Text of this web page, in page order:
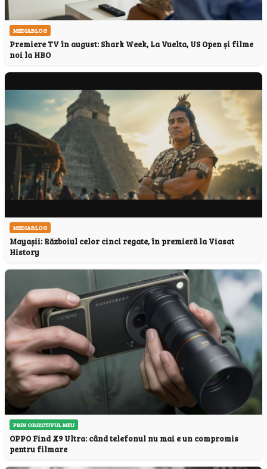
MEDIABLOG
Premiere TV în august: Shark Week, La Vuelta, US Open și filme
noi la HBO
MEDIABLOG
Mayașii: Războiul celor cinci regate, în premieră la Viasat
History
PRIN OBIECTIVUL MEU
OPPO Find X9 Ultra: când telefonul nu mai e un compromis
pentru filmare